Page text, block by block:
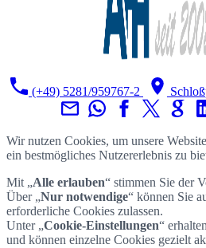
(+49) 5281/959767-2
Wir nutzen Cookies, um unsere
ein bestmögliches Nutzererlebnis zu
Mit „Alle erlauben“ stimmen Sie der
Über „Nur notwendige“ können Sie
erforderliche Cookies zulassen.
Unter „Cookie-Einstellungen“
und können einzelne Cookies gezielt